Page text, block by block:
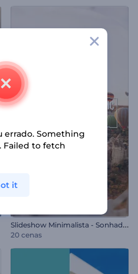
S
lideshow Minimalista - Sonhadores
20 cenas
errado. Something
to fetch
it